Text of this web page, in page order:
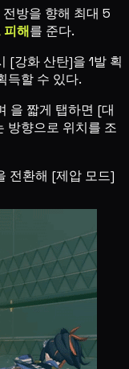
방을 향해 최대 5
피해를 준다.
[강화 산탄]을 1발 획
득할 수 있다.
을 짧게 탭하면 [대
방향으로 위치를 조
전환해 [제압 모드]